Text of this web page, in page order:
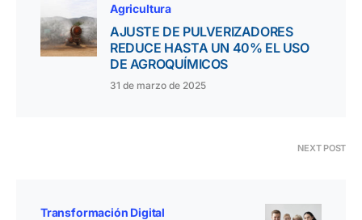
Agricultura
AJUSTE DE PULVERIZADORES
REDUCE HASTA UN 40% EL USO
DE AGROQUÍMICOS
31 de marzo de 2025
NEXT POST
Transformación Digital